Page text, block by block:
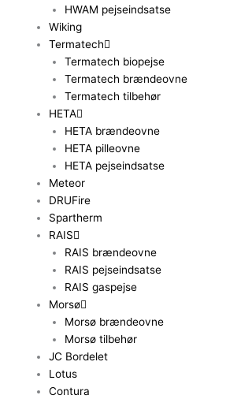
HWAM pejseindsatse
Wiking
Termatech
Termatech biopejse
Termatech brændeovne
Termatech tilbehør
HETA
HETA brændeovne
HETA pilleovne
HETA pejseindsatse
Meteor
DRUFire
Spartherm
RAIS
RAIS brændeovne
RAIS pejseindsatse
RAIS gaspejse
Morsø
Morsø brændeovne
Morsø tilbehør
JC Bordelet
Lotus
Contura